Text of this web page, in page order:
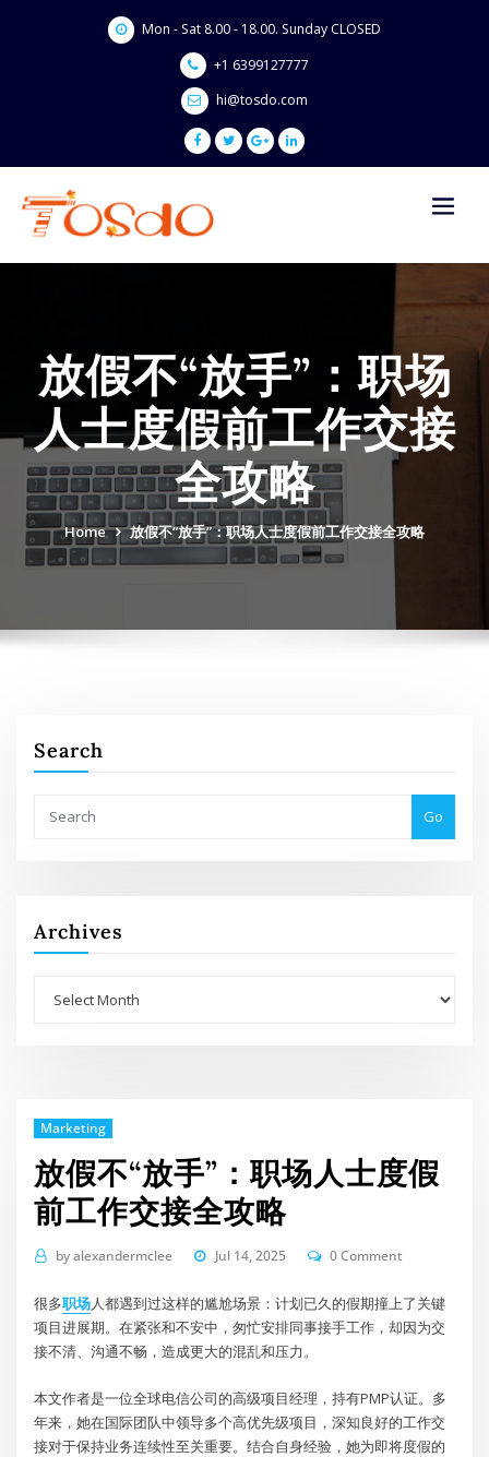
Mon - Sat 8.00 - 18.00. Sunday CLOSED
+1 6399127777
hi@tosdo.com
放假不“放手”：职场
人士度假前工作交接
全攻略
Home 放假不“放手”：职场人士度假前工作交接全攻略
Search
Go
Archives
Marketing
放假不“放手”：职场人士度假
前工作交接全攻略
byalexandermclee Jul 14, 2025 0 Comment
很多职场人都遇到过这样的尴尬场景：计划已久的假期撞上了关键
项目进展期。在紧张和不安中，匆忙安排同事接手工作，却因为交
接不清、沟通不畅，造成更大的混乱和压力。
本文作者是一位全球电信公司的高级项目经理，持有PMP认证。多
年来，她在国际团队中领导多个高优先级项目，深知良好的工作交
接对于保持业务连续性至关重要。结合自身经验，她为即将度假的